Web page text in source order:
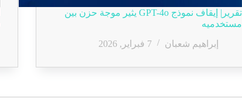
تقرير| إيقاف نموذج GPT-4o يثير موجة حزن بين
مستخدميه
إبراهيم شعبان
7 فبراير, 2026